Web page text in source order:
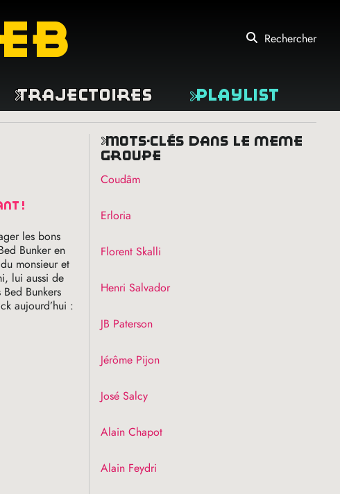
Rechercher
Trajectoires Playlist
!
les bons
Bunker en
monsieur et
lui aussi de
Bunkers
aujourd’hui :
mots-clés dans le même
groupe
Coudâm
Erloria
Florent Skalli
Henri Salvador
JB Paterson
Jérôme Pijon
José Salcy
Alain Chapot
Alain Feydri